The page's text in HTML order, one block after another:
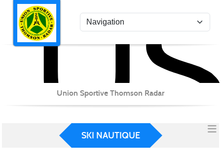
Union Sportive Thomson Radar
SKI NAUTIQUE
Panneau de gestion des cookies